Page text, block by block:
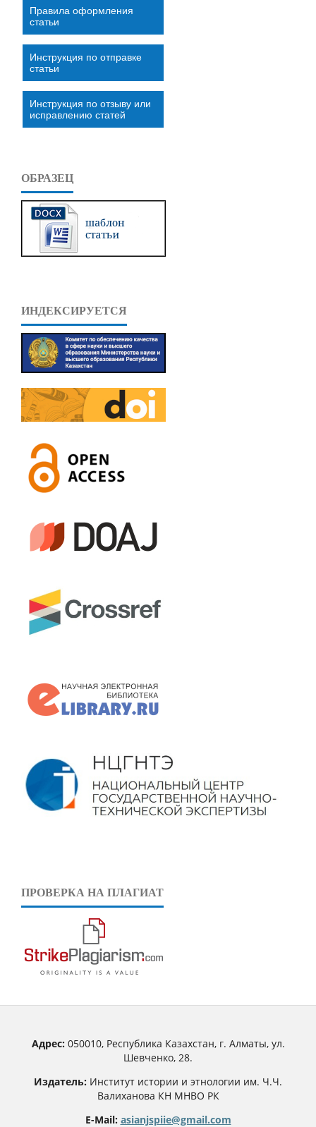
Правила оформления
статьи
Инструкция по отправке
статьи
Инструкция по отзыву или
исправлению статей
ОБРАЗЕЦ
ИНДЕКСИРУЕТСЯ
ПРОВЕРКА НА ПЛАГИАТ
Адрес:050010, Республика Казахстан, г. Алматы, ул.
Шевченко, 28.
Издатель: Институт истории и этнологии им. Ч.Ч.
Валиханова КН МНВО РК
E-Mail: asianjspiie@gmail.com